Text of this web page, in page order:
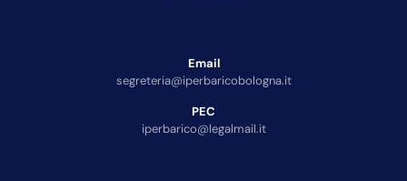
Email
segreteria@iperbaricobologna.it
PEC
iperbarico@legalmail.it